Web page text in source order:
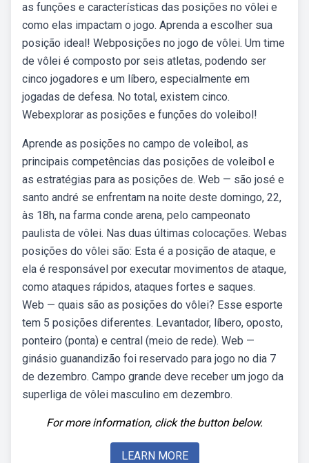
as funções e características das posições no vôlei e
como elas impactam o jogo. Aprenda a escolher sua
posição ideal! Webposições no jogo de vôlei. Um time
de vôlei é composto por seis atletas, podendo ser
cinco jogadores e um líbero, especialmente em
jogadas de defesa. No total, existem cinco.
Webexplorar as posições e funções do voleibol!
Aprende as posições no campo de voleibol, as
principais competências das posições de voleibol e
as estratégias para as posições de. Web — são josé e
santo andré se enfrentam na noite deste domingo, 22,
às 18h, na farma conde arena, pelo campeonato
paulista de vôlei. Nas duas últimas colocações. Webas
posições do vôlei são: Esta é a posição de ataque, e
ela é responsável por executar movimentos de ataque,
como ataques rápidos, ataques fortes e saques.
Web — quais são as posições do vôlei? Esse esporte
tem 5 posições diferentes. Levantador, líbero, oposto,
ponteiro (ponta) e central (meio de rede). Web —
ginásio guanandizão foi reservado para jogo no dia 7
de dezembro. Campo grande deve receber um jogo da
superliga de vôlei masculino em dezembro.
For more information, click the button below.
LEARN MORE